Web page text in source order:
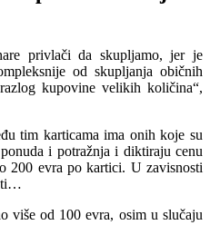
privlači da skupljamo, jer je
od skupljanja običnih
kupovine velikih količina“,
tim karticama ima onih koje su
i potražnja i diktiraju cenu
200 evra po kartici. U zavisnosti
više od 100 evra, osim u slučaju